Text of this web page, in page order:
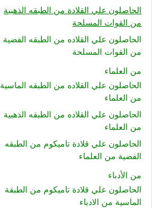
الحاصلون علي القلادة من الطبقه الذهبية
من القوات المسلحة
الحاصلون علي القلاده من الطبقه الفضية
من القوات المسلحة
من العلماء
الحاصلون علي القلاده من الطبقه الماسية
من العلماء
الحاصلون علي القلاده من الطبقه الذهبية
من العلماء
الحاصلون علي قلادة تاميكوم من الطبقه
الفضية من العلماء
من الأدباء
الحاصلون علي قلادة تاميكوم من الطبقة
الماسية من الادباء